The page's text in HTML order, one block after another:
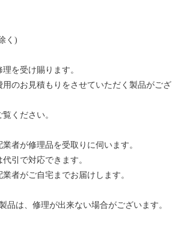
く)
を受け賜ります。
のお見積もりをさせていただく製品がござ
ください。
者が修理品を受取りに伺います。
引で対応できます。
者がご自宅までお届けします。
は、修理が出来ない場合がございます。